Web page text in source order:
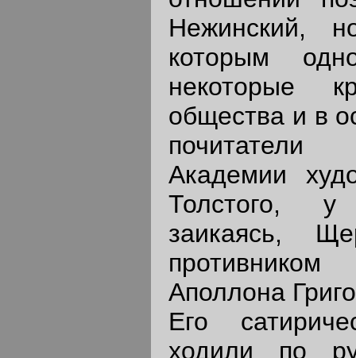
Нежинский,
которым
некоторые
общества и в
почитатели
Академии
Толстого, у
заикаясь,
противником
Аполлона
Его
ходили по